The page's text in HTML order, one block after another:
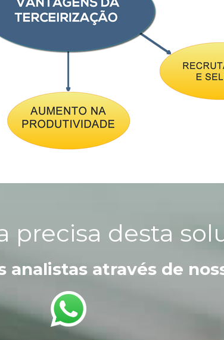
precisa desta
analistas através de